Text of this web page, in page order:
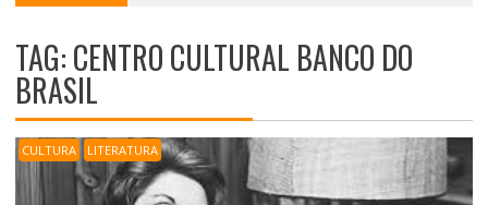
TAG:CENTRO CULTURAL BANCO DO
BRASIL
CULTURA LITERATURA